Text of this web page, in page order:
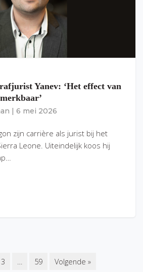
Yanev: ‘Het effect van
6 mei 2026
zijn carrière als jurist bij het
Leone. Uiteindelijk koos hij
3 … 59 Volgende »